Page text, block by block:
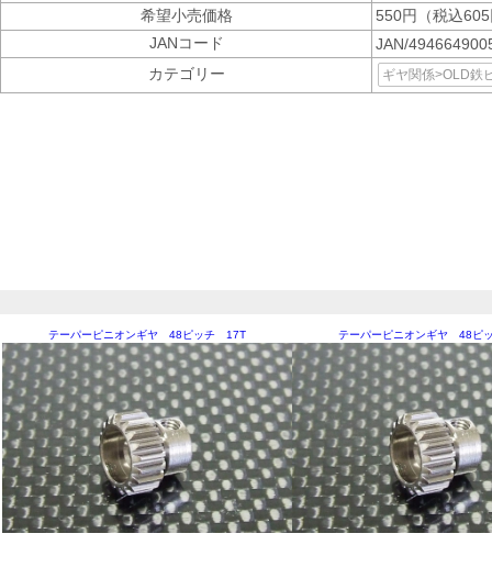
希望小売価格
550円（税込
JANコード
JAN/
カテゴリー
ギヤ関係>OLD鉄
テーパーピニオンギヤ 48ピッチ 17T テーパーピニオンギヤ 48ピ